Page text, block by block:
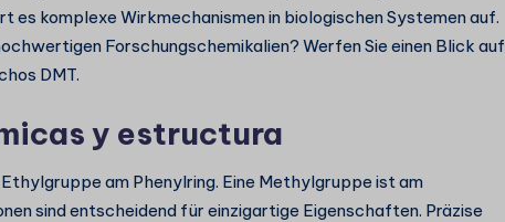
es komplexe Wirkmechanismen in biologischen Systemen auf.
Forschungschemikalien? Werfen Sie einen Blick auf
DMT.
y estructura
am Phenylring. Eine Methylgruppe ist am
sind entscheidend für einzigartige Eigenschaften. Präzise